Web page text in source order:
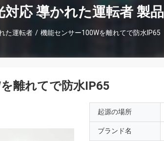
対応 導かれた運転者 製品
た運転者 / 機能センサー100Wを離れてで防水IP65
離れてで防水IP65
起源の場所
ブランド名